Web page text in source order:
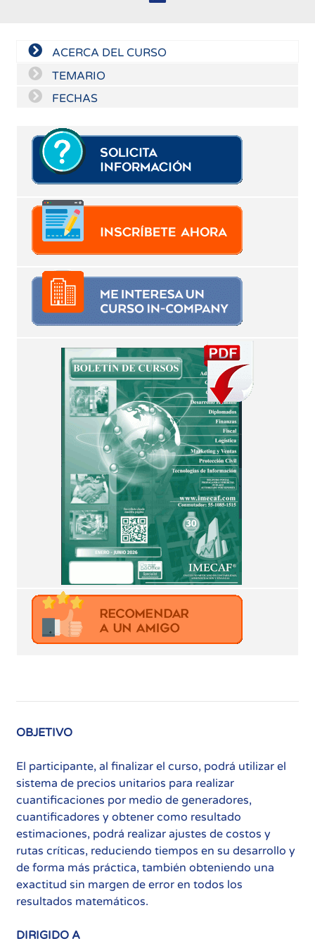
ACERCA DEL CURSO
TEMARIO
FECHAS
OBJETIVO
El participante, al finalizar el curso, podrá utilizar el
sistema de precios unitarios para realizar
cuantificaciones por medio de generadores,
cuantificadores y obtener como resultado
estimaciones, podrá realizar ajustes de costos y
rutas críticas, reduciendo tiempos en su desarrollo y
de forma más práctica, también obteniendo una
exactitud sin margen de error en todos los
resultados matemáticos.
DIRIGIDO A